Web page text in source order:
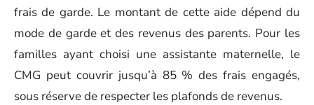
frais de garde. Le montant de cette aide dépend du
mode de garde et des revenus des parents. Pour les
familles ayant choisi une assistante maternelle, le
CMG peut couvrir jusqu’à 85 % des frais engagés,
sous réserve de respecter les plafonds de revenus.